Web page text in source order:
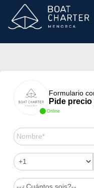
Online
Formulario
Pide